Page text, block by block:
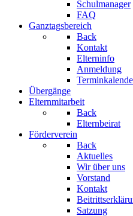
Schulmanager
FAQ
Ganztagsbereich
Back
Kontakt
Elterninfo
Anmeldung
Übergänge
Elternmitarbeit
Back
Elternbeirat
Förderverein
Back
Aktuelles
Wir über uns
Vorstand
Kontakt
Satzung